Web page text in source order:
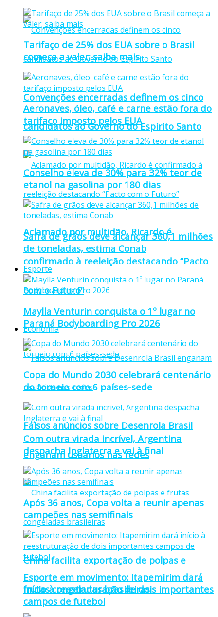
Convenções encerradas definem os cinco
candidatos ao Governo do Espírito Santo
Aclamado por multidão, Ricardo é
confirmado à reeleição destacando “Pacto
com o Futuro”
Economia
Falsos anúncios sobre Desenrola Brasil
enganam usuários nas redes
China facilita exportação de polpas e
frutas congeladas brasileiras
Tarifaço de 25% dos EUA sobre o Brasil
começa a valer; saiba mais
Aeronaves, óleo, café e carne estão fora do
tarifaço imposto pelos EUA
Conselho eleva de 30% para 32% teor de
etanol na gasolina por 180 dias
Safra de grãos deve alcançar 360,1 milhões
de toneladas, estima Conab
Esporte
Maylla Venturin conquista o 1º lugar no
Paraná Bodyboarding Pro 2026
Copa do Mundo 2030 celebrará centenário
do torneio com 6 países-sede
Com outra virada incrível, Argentina
despacha Inglaterra e vai à final
Após 36 anos, Copa volta a reunir apenas
campeões nas semifinais
Esporte em movimento: Itapemirim dará
início à reestruturação de dois importantes
campos de futebol